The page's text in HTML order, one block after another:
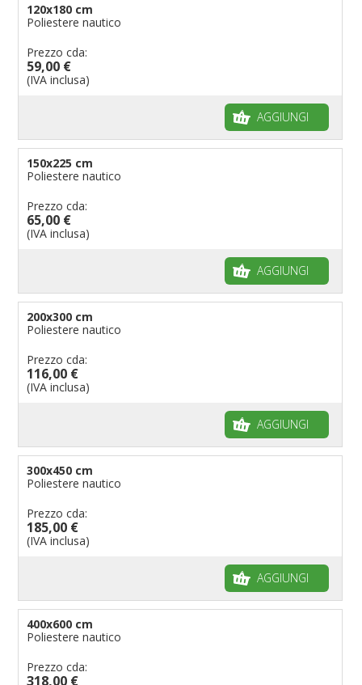
120x180 cm
Poliestere nautico
Prezzo cda:
59,00 €
(IVA inclusa)
AGGIUNGI
150x225 cm
Poliestere nautico
Prezzo cda:
65,00 €
(IVA inclusa)
AGGIUNGI
200x300 cm
Poliestere nautico
Prezzo cda:
116,00 €
(IVA inclusa)
AGGIUNGI
300x450 cm
Poliestere nautico
Prezzo cda:
185,00 €
(IVA inclusa)
AGGIUNGI
400x600 cm
Poliestere nautico
Prezzo cda:
318,00 €